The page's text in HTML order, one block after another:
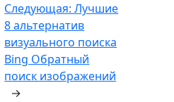
Следующая:Лучшие
8 альтернатив
визуального поиска
Bing Обратный
поиск изображений
→